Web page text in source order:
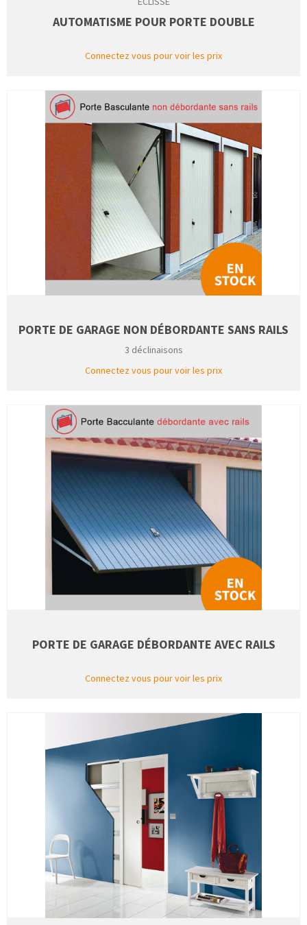
AUTOMATISME POUR PORTE DOUBLE
Connectez vous pour voir les prix
PORTE DE GARAGE NON DÉBORDANTE SANS RAILS
3 déclinaisons
Connectez vous pour voir les prix
PORTE DE GARAGE DÉBORDANTE AVEC RAILS
Connectez vous pour voir les prix